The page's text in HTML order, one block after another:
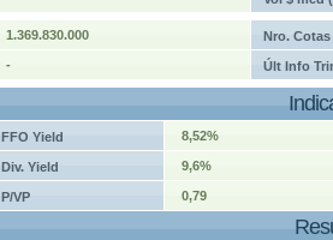
1.369.830.000 Nro. Cotas
- Últ Info
FFO Yield 8,52%
Div. Yield 9,6%
P/VP 0,79